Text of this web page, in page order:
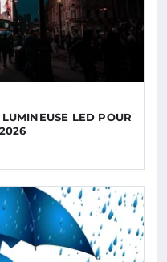
LED POUR